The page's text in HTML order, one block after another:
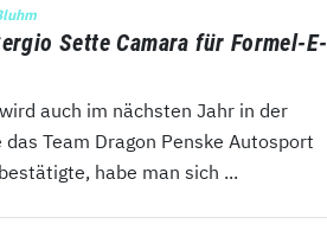
Sette Camara für Formel-E-
auch im nächsten Jahr in der
Team Dragon Penske Autosport
habe man sich ...